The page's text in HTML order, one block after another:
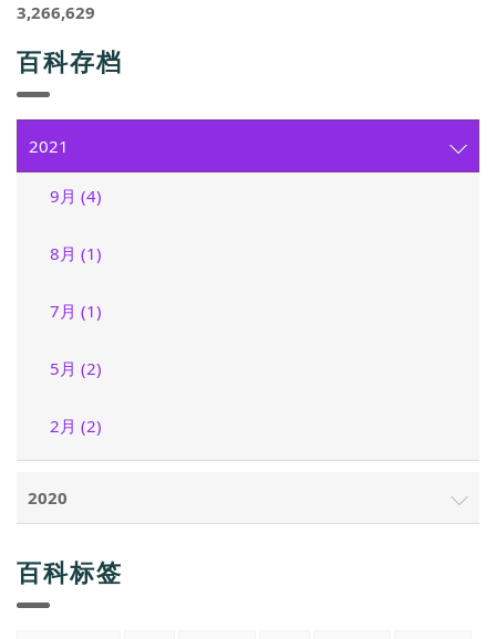
3,266,629
百科存档
2021
9月 (4)
8月 (1)
7月 (1)
5月 (2)
2月 (2)
2020
百科标签